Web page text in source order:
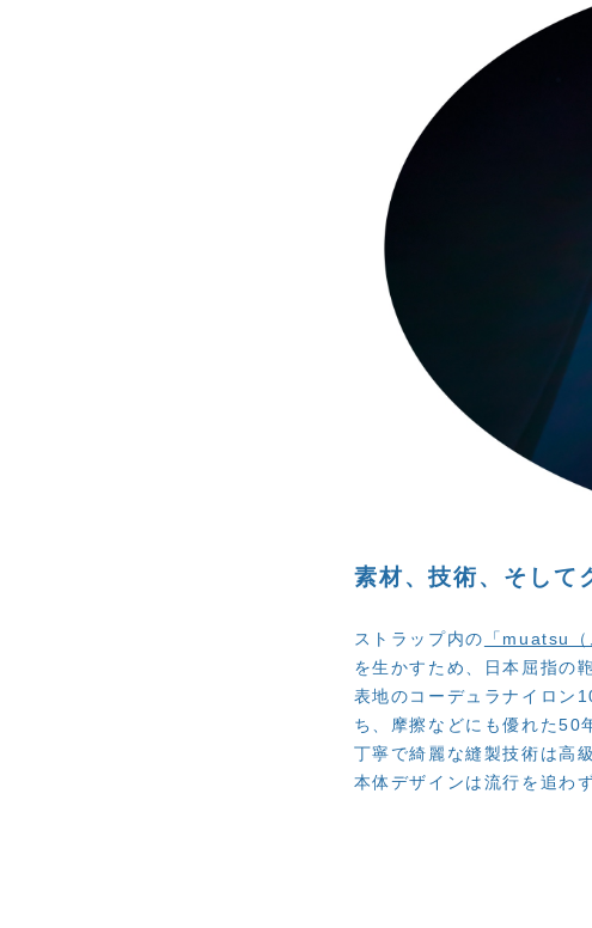
素材、技術、そして
ストラップ内の 「muatsu（
を生かすため、日本屈指の
表地のコーデュラナイロ
ち、摩擦などにも優れた50
丁寧で綺麗な縫製技術は高
本体デザインは流行を追わ